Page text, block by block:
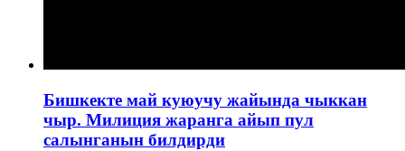
Бишкекте май куюучу жайында чыккан
чыр. Милиция жаранга айып пул
салынганын билдирди